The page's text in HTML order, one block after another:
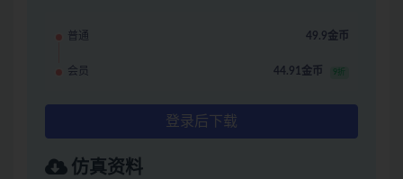
普通 49.9金币
会员 44.91金币 9折
登录后下载
仿真资料